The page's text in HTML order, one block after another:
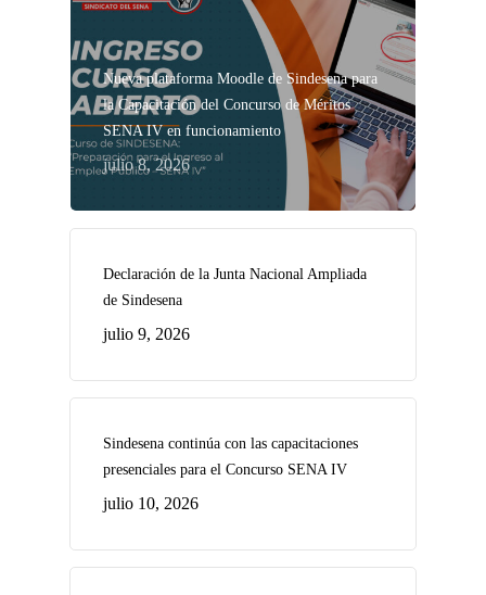
Nueva plataforma Moodle de Sindesena para
la Capacitación del Concurso de Méritos
SENA IV en funcionamiento
julio 8, 2026
Declaración de la Junta Nacional Ampliada
de Sindesena
julio 9, 2026
Sindesena continúa con las capacitaciones
presenciales para el Concurso SENA IV
julio 10, 2026